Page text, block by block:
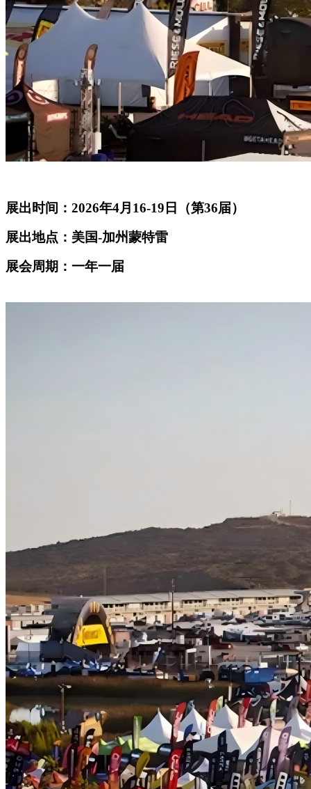
展出时间：2026年4月16-19日（第36届）
展出地点：美国-加州蒙特雷
展会周期：一年一届